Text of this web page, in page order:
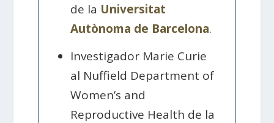
de la Universitat
Autònoma de Barcelona.
Investigador Marie Curie
al Nuffield Department of
Women’s and
Reproductive Health de la